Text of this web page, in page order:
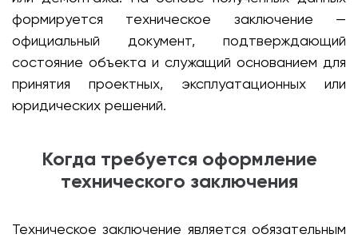
формируется техническое заключение —
официальный документ, подтверждающий
состояние объекта и служащий основанием для
принятия проектных, эксплуатационных или
юридических решений.
Когда требуется оформление
технического заключения
Техническое заключение является обязательным